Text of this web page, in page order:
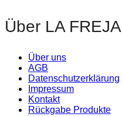
Über LA FREJA
Über uns
AGB
Datenschutzerklärung
Impressum
Kontakt
Rückgabe Produkte